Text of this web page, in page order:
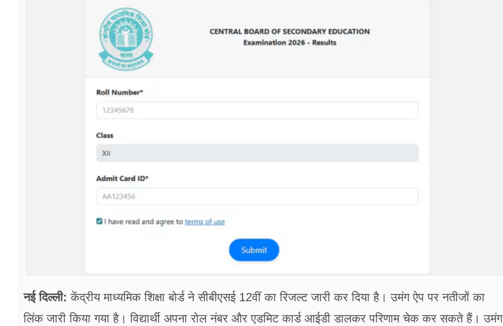
नई दिल्ली: केंद्रीय माध्यमिक शिक्षा बोर्ड ने सीबीएसई 12वीं का रिजल्ट जारी कर दिया है। उमंग ऐप पर नतीजों का
लिंक जारी किया गया है। विद्यार्थी अपना रोल नंबर और एडमिट कार्ड आईडी डालकर परिणाम चेक कर सकते हैं। उमंग